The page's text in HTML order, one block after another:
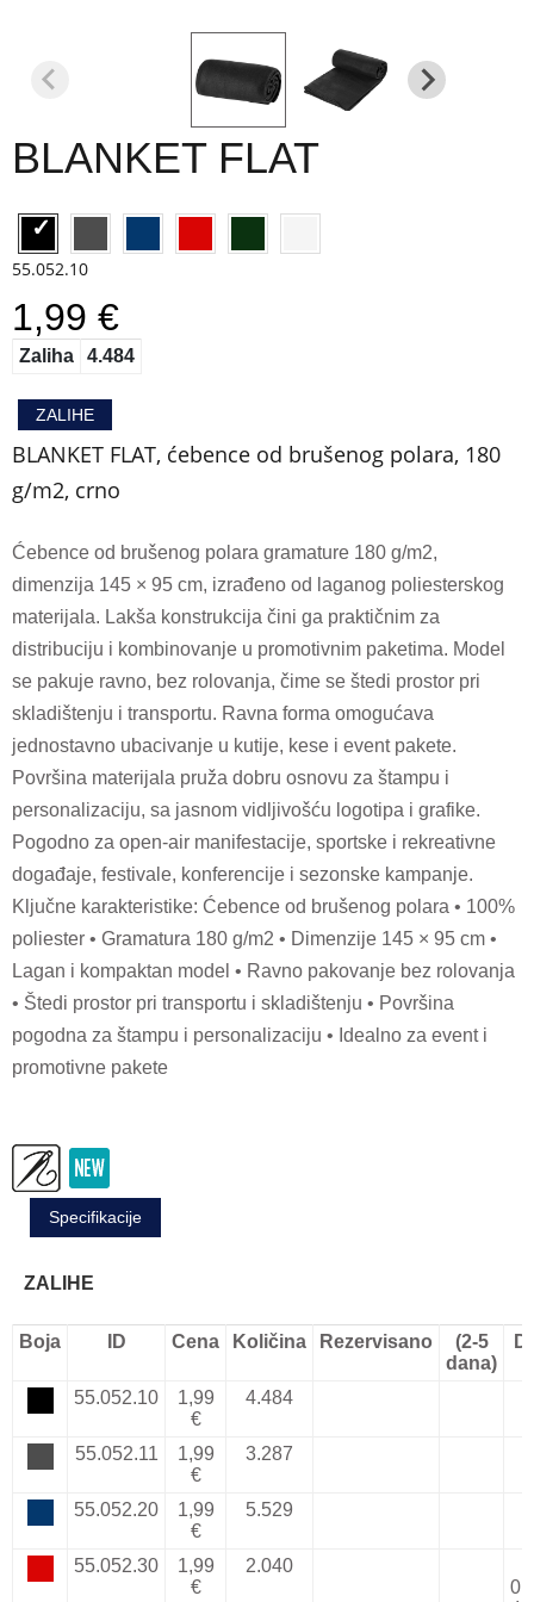
BLANKET FLAT
55.052.10
1,99 €
Zaliha 4.484
ZALIHE
BLANKET FLAT, ćebence od brušenog polara, 180
g/m2, crno
Ćebence od brušenog polara gramature 180 g/m2,
dimenzija 145 × 95 cm, izrađeno od laganog poliesterskog
materijala. Lakša konstrukcija čini ga praktičnim za
distribuciju i kombinovanje u promotivnim paketima. Model
se pakuje ravno, bez rolovanja, čime se štedi prostor pri
skladištenju i transportu. Ravna forma omogućava
jednostavno ubacivanje u kutije, kese i event pakete.
Površina materijala pruža dobru osnovu za štampu i
personalizaciju, sa jasnom vidljivošću logotipa i grafike.
Pogodno za open-air manifestacije, sportske i rekreativne
događaje, festivale, konferencije i sezonske kampanje.
Ključne karakteristike: Ćebence od brušenog polara • 100%
poliester • Gramatura 180 g/m2 • Dimenzije 145 × 95 cm •
Lagan i kompaktan model • Ravno pakovanje bez rolovanja
• Štedi prostor pri transportu i skladištenju • Površina
pogodna za štampu i personalizaciju • Idealno za event i
promotivne pakete
Specifikacije
ZALIHE
Boja ID Cena Količina Rezervisano
(2-5
dana)
55.052.10
1,99
€
4.484
55.052.11
1,99
€
3.287
55.052.20
1,99
€
5.529
55.052.30
1,99
€
2.040